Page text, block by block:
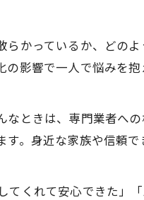
支援策
状把握
数
のコツ
イント
かっているか、どの
影響で一人で悩みを
ときは、専門業者への
。身近な家族や信頼
くれて安心できた」